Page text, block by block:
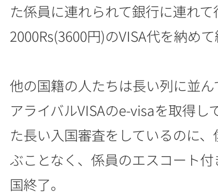
た係員に連れられて銀行に連れ
2000Rs(3600円)のVISA代を納め
他の国籍の人たちは長い列に並
アライバルVISAのe-visaを取得し
た長い入国審査をしているのに
ぶことなく、係員のエスコート
国終了。